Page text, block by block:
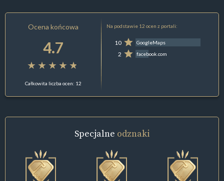
Ocena końcowa
4.7
Całkowita liczba ocen: 12
Na podstawie 12 ocen z portali:
10 GoogleMaps
2 facebook.com
Specjalne odznaki